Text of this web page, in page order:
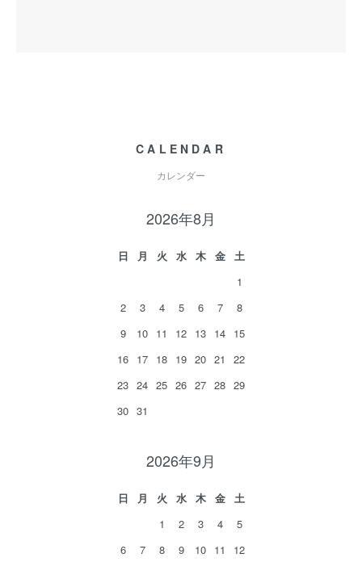
CALENDAR
カレンダー
2026年8月
日 月 火 水 木 金
土
1
2
3 4 5 6 7
8
9
10 11 12 13 14 15
16 17 18 19 20 21
22
23 24 25 26 27 28 29
30 31
2026年9月
日 月 火 水 木 金
土
1
2 3 4
5
6
7 8 9 10 11
12